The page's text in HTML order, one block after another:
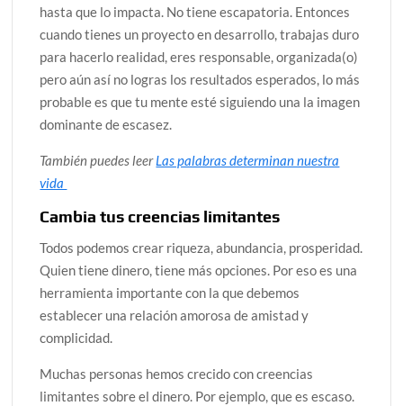
hasta que lo impacta. No tiene escapatoria. Entonces
cuando tienes un proyecto en desarrollo, trabajas duro
para hacerlo realidad, eres responsable, organizada(o)
pero aún así no logras los resultados esperados, lo más
probable es que tu mente esté siguiendo una la imagen
dominante de escasez.
También puedes leerLas palabras determinan nuestra
vida
Cambia tus creencias limitantes
Todos podemos crear riqueza, abundancia, prosperidad.
Quien tiene dinero, tiene más opciones. Por eso es una
herramienta importante con la que debemos
establecer una relación amorosa de amistad y
complicidad.
Muchas personas hemos crecido con creencias
limitantes sobre el dinero. Por ejemplo, que es escaso.